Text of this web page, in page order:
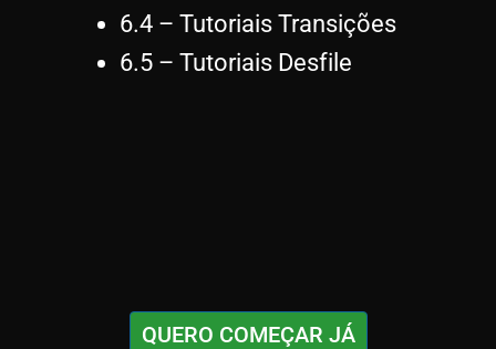
6.4 – Tutoriais Transições
6.5 – Tutoriais Desfile
QUERO COMEÇAR JÁ